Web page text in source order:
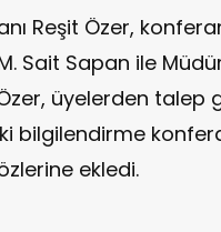
Reşit Özer,
Sait Sapan ile Müdür
üyelerden talep
bilgilendirme
ekledi.